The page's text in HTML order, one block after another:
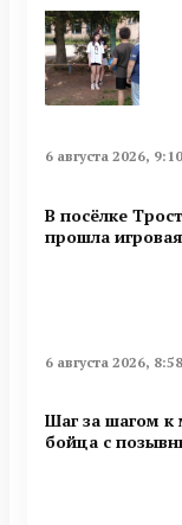
6 августа 2026, 9:10
В посёлке
прошла
6 августа 2026, 8:58
Шаг за шагом к
бойца с